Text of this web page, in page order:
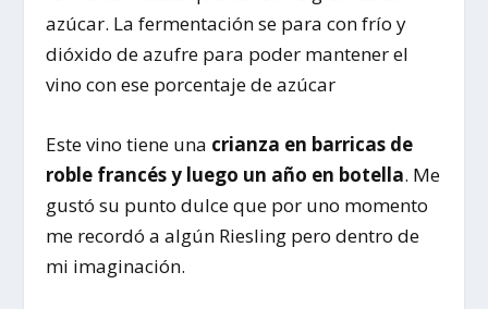
azúcar. La fermentación se para con frío y
dióxido de azufre para poder mantener el
vino con ese porcentaje de azúcar
Este vino tiene una crianza en barricas de
roble francés y luego un año en botella. Me
gustó su punto dulce que por uno momento
me recordó a algún Riesling pero dentro de
mi imaginación.